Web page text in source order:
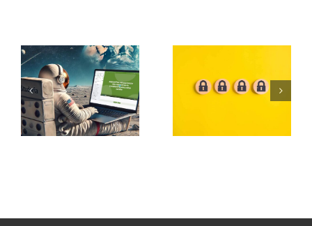
Cours BTS CG
: Votre
plateforme
d’apprentissage
complète
pour le BTS
Comptabilité
et Gestion
protéger ses